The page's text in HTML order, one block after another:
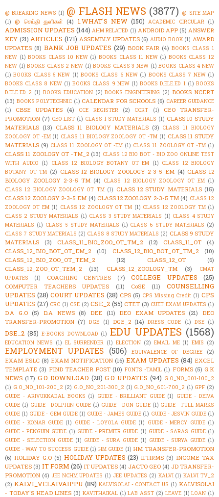
@ BREAKING NEWS (1) @ FLASH NEWS (3877) @ SITE MAP
(1) @ செய்தி துளிகள் (4) 1.WHAT'S NEW (150) ACADEMIC CIRCULAR (1)
ADMISSION UPDATES (144) AHM RELATED (1) ANDROID APP (5) ANSWER
KEY (21) ARTICLES (171) ASSEMBLY UPDATES (6) AUDIO BOOK (1) AWARD
UPDATES (8) BANK JOB UPDATES (29) BOOK FAIR (4) BOOKS CLASS 1
NEW (1) BOOKS CLASS 10 NEW (1) BOOKS CLASS 11 NEW (1) BOOKS CLASS 12
NEW (1) BOOKS CLASS 2 NEW (1) BOOKS CLASS 3 NEW (1) BOOKS CLASS 4 NEW
(1) BOOKS CLASS 5 NEW (1) BOOKS CLASS 6 NEW (1) BOOKS CLASS 7 NEW (1)
BOOKS CLASS 8 NEW (1) BOOKS CLASS 9 NEW (1) BOOKS D.ELE.ED 1 (1) BOOKS
D.ELE.ED 2 (1) BOOKS EDUCATION (2) BOOKS ENGINEERING (2) BOOKS NCERT
(13) BOOKS POLYTECHNIC (1) CALENDAR FOR SCHOOLS (6) CAREER GUIDANCE
(1)
CBSE UPDATES (4) CCE REGISTER (2) CCRT (1)
CEO TRANSFER-
PROMOTION (7) CEO LIST (1) CLASS 1 STUDY MATERIALS (1) CLASS 10 STUDY
MATERIALS (13) CLASS 11 BIOLOGY MATERIALS (3) CLASS 11 BIOLOGY
ZOOLOGY OT -EM (1) CLASS 11 BIOLOGY ZOOLOGY OT -TM (1) CLASS 11 STUDY
MATERIALS (9) CLASS 11 ZOOLOGY OT -EM (1) CLASS 11 ZOOLOGY OT -TM (1)
CLASS 11 ZOOLOGY OT -TM_2 (13) CLASS 12 BIO BOT - BIO ZOO ONLINE TEST
WITH AUDIO (1) CLASS 12 BIOLOGY BOTANY OT EM (1) CLASS 12 BIOLOGY
BOTANY OT TM (2) CLASS 12 BIOLOGY ZOOLOGY 2-3-5 EM (4) CLASS 12
BIOLOGY ZOOLOGY 2-3-5 TM (4) CLASS 12 BIOLOGY ZOOLOGY OT EM (1)
CLASS 12 BIOLOGY ZOOLOGY OT TM (1) CLASS 12 STUDY MATERIALS (15)
CLASS 12 ZOOLOGY 2-3-5 EM (4) CLASS 12 ZOOLOGY 2-3-5 TM (4) CLASS 12
ZOOLOGY OT EM (1) CLASS 12 ZOOLOGY OT TM (1) CLASS 12 ZOOLOGY TM (1)
CLASS 2 STUDY MATERIALS (1) CLASS 3 STUDY MATERIALS (1) CLASS 4 STUDY
MATERIALS (1) CLASS 5 STUDY MATERIALS (1) CLASS 6 STUDY MATERIALS (2)
CLASS 7 STUDY MATERIALS (2) CLASS 8 STUDY MATERIALS (2) CLASS 9 STUDY
MATERIALS
(3) CLASS_11_BIO_ZOO_OT_TM_2 (12) CLASS_11_OT
(4)
CLASS_12_BIO_BOT_OT_EM_2
(10) CLASS_12_BIO_BOT_OT_TM_2
(10)
CLASS_12_BIO_ZOO_OT_TEM_2
(12) CLASS_12_OT
(6)
CLASS_12_ZOO_OT_TEM_2
(13) CLASS_12_ZOOLOGY_TM (3)
CMAT
UPDATES
(1) COACHING CENTRES (7) COLLEGE UPDATES (25)
COMPUTER TEACHERS UPDATES (11) CoSE (11)
COUNSELLING
UPDATES (28) COURT UPDATES (28) CPS (5) CPS Missing Credit (1) CPS
UPDATES (27) CRC (1) CSE (2) CSE_2 (55) CTET (3) CUET EXAM UPDATES (1)
D.A G.O (5) D.A NEWS (8) DEE (11) DEO EXAM UPDATES (21)
DEO
TRANSFER-PROMOTION (7) DGE (1) DGE_2 (14) DRESS_CODE (1) DSE (1)
DSE_2 (85) E-BOOKS DOWNLOAD (1) EDU UPDATES (1568)
EDUCATION NEWS (1) EL SURRENDER (1) ELECTION (2) EMAIL ME (1) EMIS (2)
EMPLOYMENT UPDATES (506) EQUIVALENCE OF DEGREE (2)
EXAM ESLC (8) EXAM NOTIFICATION (16) EXAM UPDATES (84) EXCEL
TEMPLATE (3) FIND TEACHER POST (10) FONTS -TAMIL (1) FORMS (5) G.K
NEWS (17) G.O DOWNLOAD (28) G.O UPDATES (94) G.O_NO_001-100_2
(1) G.O_NO_101-200_2 (2) G.O_NO_201-300_2 (1) G.O_NO_601-700_2 (1) GPF (2)
GUIDE - ARIVUKKADAL BOOKS (1) GUIDE - BRILLIANT GUIDE (1) GUIDE - DEIVA
GUIDE (1) GUIDE - DOLPHIN GUIDE (1) GUIDE - DON GUIDE (1) GUIDE - FULL MARKS
GUIDE (1) GUIDE - GEM GUIDE (1) GUIDE - JAMES GUIDE (1) GUIDE - JESVIN GUIDE (1)
GUIDE - KONAR GUIDE (1) GUIDE - LOYOLA GUIDE (1) GUIDE - MERCY GUIDE (1)
GUIDE - PENGUIN GUIDE (1) GUIDE - PREMIER GUIDE (1) GUIDE - SARAS GUIDE (1)
GUIDE - SELECTION GUIDE (1) GUIDE - SURA GUIDE (1) GUIDE - SURYA GUIDE (1)
GUIDE - WAY TO SUCCESS GUIDE (1) HM GUIDE (1) HM TRANSFER-PROMOTION
(6) HOLIDAY G.O (5) HOLIDAY UPDATES (23) IFHRMS (3) INCOME TAX
UPDATES (3) IT FORM (26) IT UPDATES (4) JACTO GEO (4) JD TRANSFER-
PROMOTION (4) JEE NCHM UPDATES (1) JEE UPDATES (2) KALVI (1) KALVI TV_2
(2) KALVI_VELAIVAIPPU (89) KALVISOLAI - CONTACT US (1) KALVISOLAI
- TODAY'S HEAD LINES (3) KAVITHAIKAL (1) LAB ASST (2) LEAVE (1) LOAN (1)